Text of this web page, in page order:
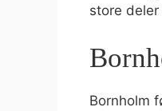
store
Bornholm